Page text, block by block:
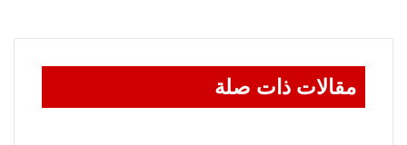
مقالات ذات صلة